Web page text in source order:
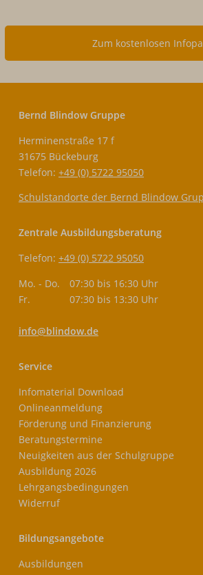
Zum kostenlosen
Bernd Blindow Gruppe
Herminenstraße 17 f
31675 Bückeburg
Telefon: +49 (0) 5722 95050
Schulstandorte der Bernd Blindow
Zentrale Ausbildungsberatung
Telefon: +49 (0) 5722 95050
Mo. - Do.
07:30 bis 16:30 Uhr
Fr.
07:30 bis 13:30 Uhr
info@blindow.de
Service
Infomaterial Download
Onlineanmeldung
Förderung und Finanzierung
Beratungstermine
Neuigkeiten aus der Schulgruppe
Ausbildung 2026
Lehrgangsbedingungen
Widerruf
Bildungsangebote
Ausbildungen